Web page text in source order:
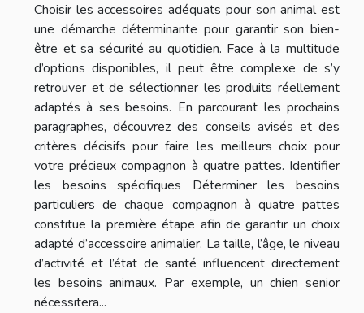
Choisir les accessoires adéquats pour son animal est
une démarche déterminante pour garantir son bien-
être et sa sécurité au quotidien. Face à la multitude
d’options disponibles, il peut être complexe de s’y
retrouver et de sélectionner les produits réellement
adaptés à ses besoins. En parcourant les prochains
paragraphes, découvrez des conseils avisés et des
critères décisifs pour faire les meilleurs choix pour
votre précieux compagnon à quatre pattes. Identifier
les besoins spécifiques Déterminer les besoins
particuliers de chaque compagnon à quatre pattes
constitue la première étape afin de garantir un choix
adapté d’accessoire animalier. La taille, l’âge, le niveau
d’activité et l’état de santé influencent directement
les besoins animaux. Par exemple, un chien senior
nécessitera...